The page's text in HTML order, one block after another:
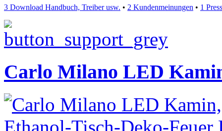
3 Download Handbuch, Treiber usw. • 2 Kundenmeinungen • 1
Carlo Milano LED